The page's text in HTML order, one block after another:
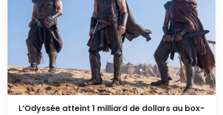
L’Odyssée atteint 1 milliard de dollars au box-